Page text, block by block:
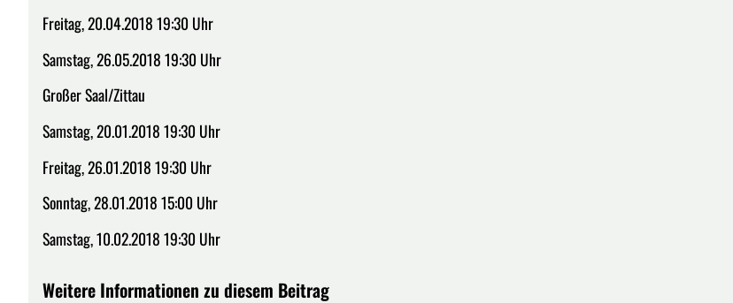
Freitag, 20.04.2018 19:30 Uhr
Samstag, 26.05.2018 19:30 Uhr
Großer Saal/Zittau
Samstag, 20.01.2018 19:30 Uhr
Freitag, 26.01.2018 19:30 Uhr
Sonntag, 28.01.2018 15:00 Uhr
Samstag, 10.02.2018 19:30 Uhr
Weitere Informationen zu diesem Beitrag